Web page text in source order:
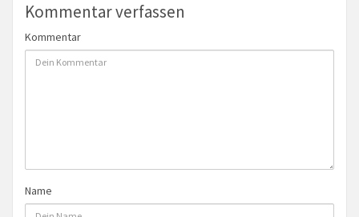
Kommentar verfassen
Kommentar
Name